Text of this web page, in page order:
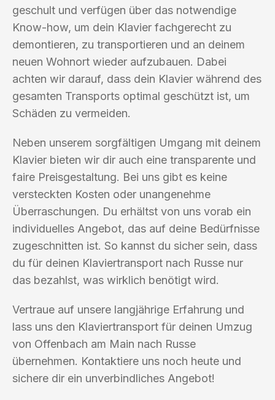
geschult und verfügen über das notwendige
Know-how, um dein Klavier fachgerecht zu
demontieren, zu transportieren und an deinem
neuen Wohnort wieder aufzubauen. Dabei
achten wir darauf, dass dein Klavier während des
gesamten Transports optimal geschützt ist, um
Schäden zu vermeiden.
Neben unserem sorgfältigen Umgang mit deinem
Klavier bieten wir dir auch eine transparente und
faire Preisgestaltung. Bei uns gibt es keine
versteckten Kosten oder unangenehme
Überraschungen. Du erhältst von uns vorab ein
individuelles Angebot, das auf deine Bedürfnisse
zugeschnitten ist. So kannst du sicher sein, dass
du für deinen Klaviertransport nach Russe nur
das bezahlst, was wirklich benötigt wird.
Vertraue auf unsere langjährige Erfahrung und
lass uns den Klaviertransport für deinen Umzug
von Offenbach am Main nach Russe
übernehmen. Kontaktiere uns noch heute und
sichere dir ein unverbindliches Angebot!